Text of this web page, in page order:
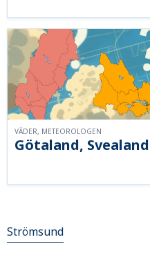
Götaland,
VÄDER, METEOROLOGEN
Strömsund